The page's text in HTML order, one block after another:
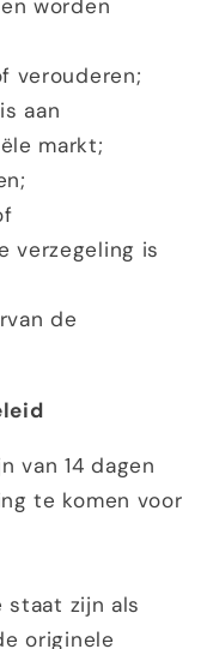
worden
verouderen;
aan
markt;
verzegeling is
de
van 14 dagen
te komen voor
zijn als
originele